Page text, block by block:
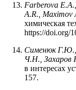
Farberova
A.R., Maximov
химическая
https://doi.org/
Сименюк Г.Ю.,
Ч.Н., Захаров
в интересах
157.